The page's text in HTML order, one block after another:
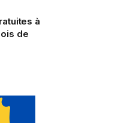
à
de